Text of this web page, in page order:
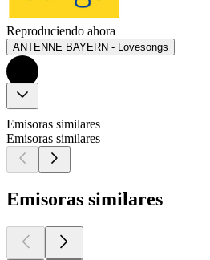
Reproduciendo ahora
ANTENNE BAYERN - Lovesongs
Emisoras similares
Emisoras similares
Emisoras similares